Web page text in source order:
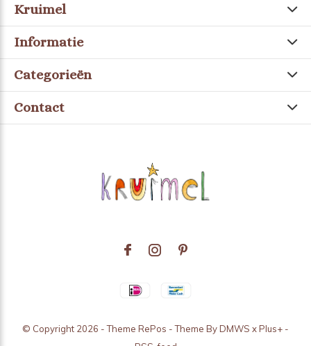
Kruimel
Informatie
Categorieën
Contact
© Copyright 2026 - Theme RePos - Theme ByDMWS xPlus+ -